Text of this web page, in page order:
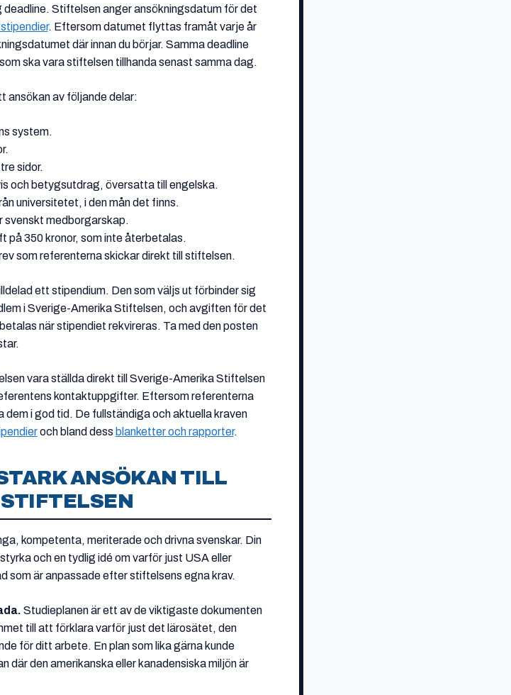
Stiftelsen anger ansökningsdatum för det
. Eftersom datumet flyttas framåt varje år
där innan du börjar. Samma deadline
ska vara stiftelsen tillhanda senast samma dag.
ansökan av följande delar:
system.
sidor.
och betygsutdrag, översatta till engelska.
universitetet, i den mån det finns.
svenskt medborgarskap.
på 350 kronor, som inte återbetalas.
som referenterna skickar direkt till stiftelsen.
ett stipendium. Den som väljs ut förbinder sig
i Sverige-Amerika Stiftelsen, och avgiften för det
när stipendiet rekvireras. Ta med den posten
vara ställda direkt till Sverige-Amerika Stiftelsen
kontaktuppgifter. Eftersom referenterna
dem i god tid. De fullständiga och aktuella kraven
och bland dess blanketter och rapporter.
ANSÖKAN TILL
kompetenta, meriterade och drivna svenskar. Din
och en tydlig idé om varför just USA eller
som är anpassade efter stiftelsens egna krav.
Studieplanen är ett av de viktigaste dokumenten
till att förklara varför just det lärosätet, den
för ditt arbete. En plan som lika gärna kunde
där den amerikanska eller kanadensiska miljön är